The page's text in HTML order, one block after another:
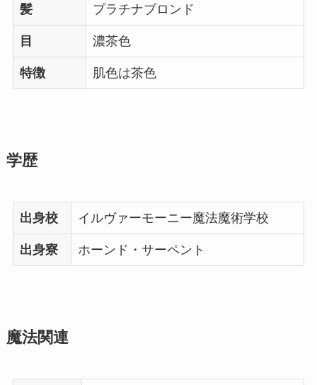
髪 プラチナブロンド
目 濃茶色
特徴 肌色は茶色
学歴
出身校 イルヴァーモーニー魔法魔術学校
出身寮 ホーンド・サーペント
魔法関連